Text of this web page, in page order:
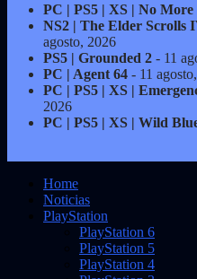
PC | PS5 | XS | No
NS2 | The Elder Scrolls
agosto, 2026
PS5 | Grounded 2 - 11
PC | Agent 64 - 11
PC | PS5 | XS |
2026
PC | PS5 | XS | Wild
Home
Noticias
PlayStation
PlayStation 6
PlayStation 5
PlayStation 4